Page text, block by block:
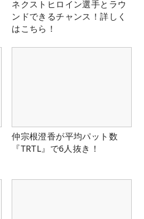
ネクストヒロイン選手とラウ
ンドできるチャンス！詳しく
はこちら！
仲宗根澄香が平均パット数
『TRTL』で6人抜き！